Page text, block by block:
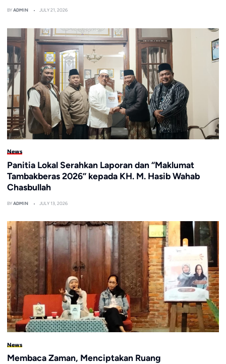
BYADMIN JULY 21, 2026
News
Panitia Lokal Serahkan Laporan dan “Maklumat
Tambakberas 2026” kepada KH. M. Hasib Wahab
Chasbullah
BYADMIN JULY 13, 2026
News
Membaca Zaman, Menciptakan Ruang